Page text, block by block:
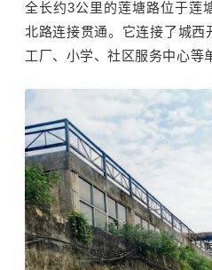
全长约3公里的莲塘路位于莲
北路连接贯通。它连接了城西
工厂、小学、社区服务中心等